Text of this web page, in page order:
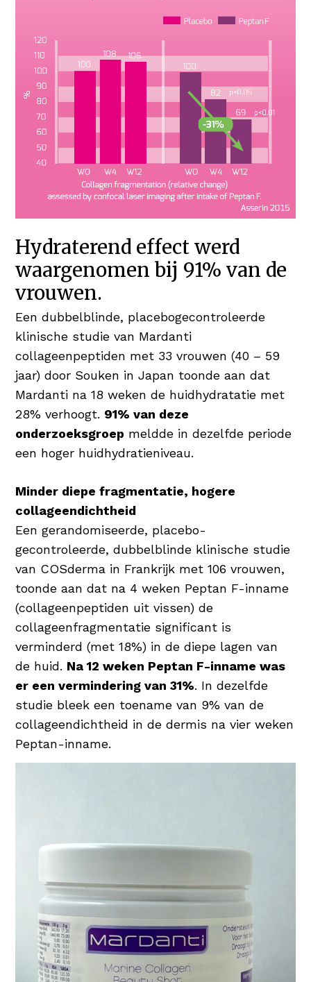
Hydraterend effect werd
waargenomen bij 91% van de
vrouwen.
Een dubbelblinde, placebogecontroleerde
klinische studie van Mardanti
collageenpeptiden met 33 vrouwen (40 – 59
jaar) door Souken in Japan toonde aan dat
Mardanti na 18 weken de huidhydratatie met
28% verhoogt. 91% van deze
onderzoeksgroep meldde in dezelfde periode
een hoger huidhydratieniveau.
Minder diepe fragmentatie, hogere
collageendichtheid
Een gerandomiseerde, placebo-
gecontroleerde, dubbelblinde klinische studie
van COSderma in Frankrijk met 106 vrouwen,
toonde aan dat na 4 weken Peptan F-inname
(collageenpeptiden uit vissen) de
collageenfragmentatie significant is
verminderd (met 18%) in de diepe lagen van
de huid. Na 12 weken Peptan F-inname was
er een vermindering van 31%. In dezelfde
studie bleek een toename van 9% van de
collageendichtheid in de dermis na vier weken
Peptan-inname.